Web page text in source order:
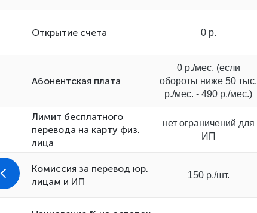
Открытиe счета 0 р.
Абонентская плата
0 р./мес. (если
обороты ниже 50 тыс.
р./мес. - 490 р./мес.)
Лимит бесплатного
перевода на карту физ.
лица
нет ограничений для
ИП
Комиссия за перевод юр.
лицам и ИП
150 р./шт.